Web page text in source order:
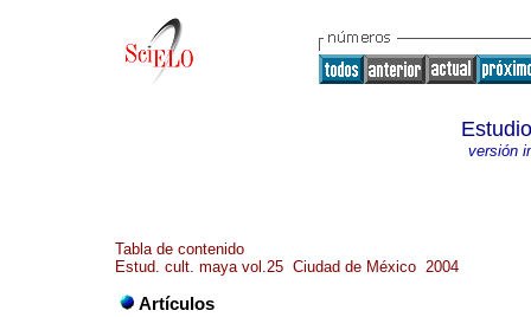
versión
Tabla de contenido
Estud. cult. maya vol.25 Ciudad de México 2004
Artículos